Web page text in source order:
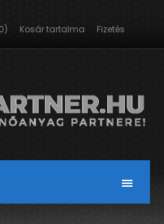
Kosár tartalma Fizetés